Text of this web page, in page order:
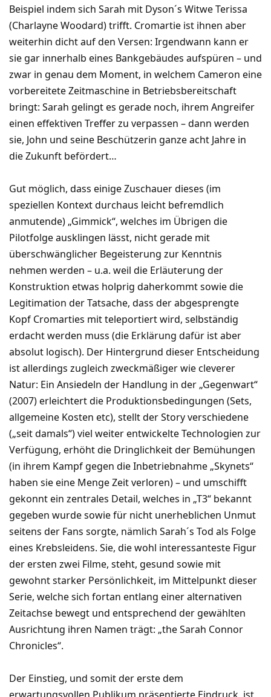
Beispiel indem sich Sarah mit Dyson´s Witwe Terissa
(Charlayne Woodard) trifft. Cromartie ist ihnen aber
weiterhin dicht auf den Versen: Irgendwann kann er
sie gar innerhalb eines Bankgebäudes aufspüren – und
zwar in genau dem Moment, in welchem Cameron eine
vorbereitete Zeitmaschine in Betriebsbereitschaft
bringt: Sarah gelingt es gerade noch, ihrem Angreifer
einen effektiven Treffer zu verpassen – dann werden
sie, John und seine Beschützerin ganze acht Jahre in
die Zukunft befördert…
Gut möglich, dass einige Zuschauer dieses (im
speziellen Kontext durchaus leicht befremdlich
anmutende) „Gimmick“, welches im Übrigen die
Pilotfolge ausklingen lässt, nicht gerade mit
überschwänglicher Begeisterung zur Kenntnis
nehmen werden – u.a. weil die Erläuterung der
Konstruktion etwas holprig daherkommt sowie die
Legitimation der Tatsache, dass der abgesprengte
Kopf Cromarties mit teleportiert wird, selbständig
erdacht werden muss (die Erklärung dafür ist aber
absolut logisch). Der Hintergrund dieser Entscheidung
ist allerdings zugleich zweckmäßiger wie cleverer
Natur: Ein Ansiedeln der Handlung in der „Gegenwart“
(2007) erleichtert die Produktionsbedingungen (Sets,
allgemeine Kosten etc), stellt der Story verschiedene
(„seit damals“) viel weiter entwickelte Technologien zur
Verfügung, erhöht die Dringlichkeit der Bemühungen
(in ihrem Kampf gegen die Inbetriebnahme „Skynets“
haben sie eine Menge Zeit verloren) – und umschifft
gekonnt ein zentrales Detail, welches in „T3“ bekannt
gegeben wurde sowie für nicht unerheblichen Unmut
seitens der Fans sorgte, nämlich Sarah´s Tod als Folge
eines Krebsleidens. Sie, die wohl interessanteste Figur
der ersten zwei Filme, steht, gesund sowie mit
gewohnt starker Persönlichkeit, im Mittelpunkt dieser
Serie, welche sich fortan entlang einer alternativen
Zeitachse bewegt und entsprechend der gewählten
Ausrichtung ihren Namen trägt: „the Sarah Connor
Chronicles“.
Der Einstieg, und somit der erste dem